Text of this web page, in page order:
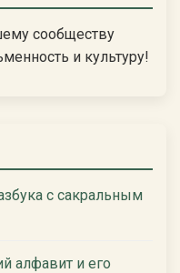
сообществу
и культуру!
с сакральным
алфавит и его